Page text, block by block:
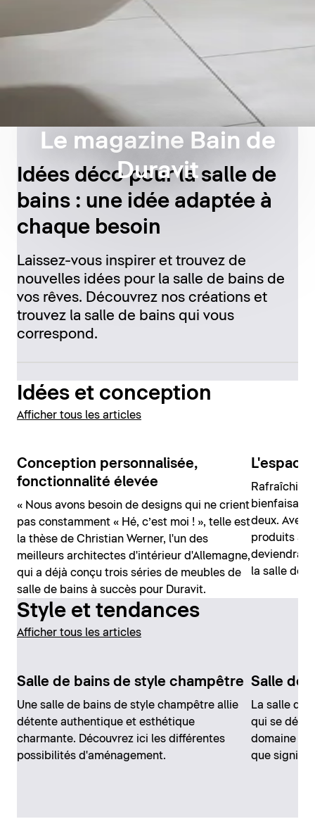
Le magazine Bain de
Duravit
Idées déco pour la salle de
bains : une idée adaptée à
chaque besoin
Laissez-vous inspirer et trouvez de
nouvelles idées pour la salle de bains de
vos rêves. Découvrez nos créations et
trouvez la salle de bains qui vous
correspond.
Idées et conception
Afficher tous les articles
Conception personnalisée,
fonctionnalité élevée
« Nous avons besoin de designs qui ne crient
pas constamment « Hé, c’est moi ! », telle est
la thèse de Christian Werner, l'un des
meilleurs architectes d'intérieur d'Allemagne,
qui a déjà conçu trois séries de meubles de
salle de bains à succès pour Duravit.
deux. Avec
produits
deviendra
la salle de
Style et tendances
Afficher tous les articles
Salle de bains de style champêtre
Une salle de bains de style champêtre allie
détente authentique et esthétique
charmante. Découvrez ici les différentes
possibilités d'aménagement.
Salle de
La salle de
qui se
domaine
que signifie